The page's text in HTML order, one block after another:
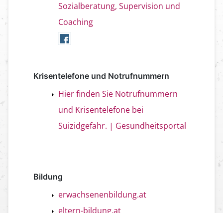
Sozialberatung, Supervision und
Coaching
Krisentelefone und Notrufnummern
Hier finden Sie Notrufnummern
und Krisentelefone bei
Suizidgefahr. | Gesundheitsportal
Bildung
erwachsenenbildung.at
eltern-bildung.at